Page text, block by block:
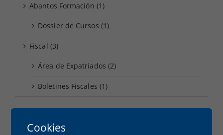
Abantos Formación (1)
Dossier de Cursos (1)
Fiscal (3)
Área de Expatriados (2)
Boletines Fiscales (1)
Documentación Reciente
Cookies